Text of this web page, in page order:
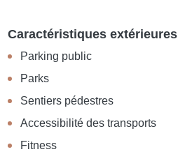
Caractéristiques extérieures
Parking public
Parks
Sentiers pédestres
Accessibilité des transports
Fitness